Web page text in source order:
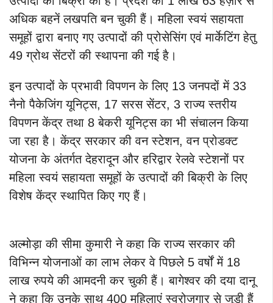
अधिक बहनें लखपति बन चुकी हैं। महिला स्वयं सहायता
समूहों द्वारा बनाए गए उत्पादों की प्रोसेसिंग एवं मार्केटिंग हेतु
49 ग्रोथ सेंटरों की स्थापना की गई है।
इन उत्पादों के प्रभावी विपणन के लिए 13 जनपदों में 33
नैनो पैकेजिंग यूनिट्स, 17 सरस सेंटर, 3 राज्य स्तरीय
विपणन केंद्र तथा 8 बेकरी यूनिट्स का भी संचालन किया
जा रहा है। केंद्र सरकार की वन स्टेशन, वन प्रोडक्ट
योजना के अंतर्गत देहरादून और हरिद्वार रेलवे स्टेशनों पर
महिला स्वयं सहायता समूहों के उत्पादों की बिक्री के लिए
विशेष केंद्र स्थापित किए गए हैं।
अल्मोड़ा की सीमा कुमारी ने कहा कि राज्य सरकार की
विभिन्न योजनाओं का लाभ लेकर वे पिछले 5 वर्षों में 18
लाख रुपये की आमदनी कर चुकी हैं। बागेश्वर की दया दानू
ने कहा कि उनके साथ 400 महिलाएं स्वरोजगार से जुड़ी हैं